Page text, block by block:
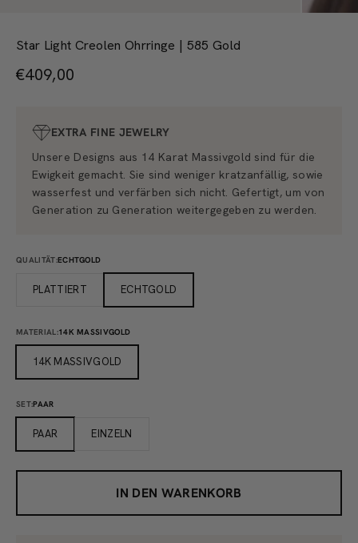
Star Light Creolen Ohrringe | 585 Gold
Angebot
€409,00
EXTRA FINE JEWELRY
Unsere Designs aus 14 Karat Massivgold sind für die
Ewigkeit gemacht. Sie sind weniger kratzanfällig, sowie
wasserfest und verfärben sich nicht. Gefertigt, um von
Generation zu Generation weitergegeben zu werden.
QUALITÄT:ECHTGOLD
PLATTIERT ECHTGOLD
MATERIAL:14K MASSIVGOLD
14K MASSIVGOLD
SET:PAAR
PAAR EINZELN
IN DEN WARENKORB